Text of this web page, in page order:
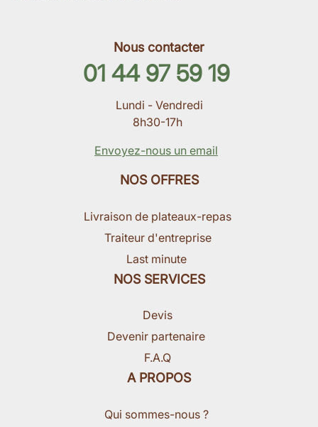
Nous contacter
01 44 97 59 19
Lundi - Vendredi
8h30-17h
Envoyez-nous un email
NOS OFFRES
Livraison de plateaux-repas
Traiteur d'entreprise
Last minute
NOS SERVICES
Devis
Devenir partenaire
F.A.Q
A PROPOS
Qui sommes-nous ?